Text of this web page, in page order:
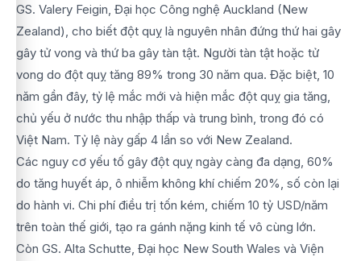
GS. Valery Feigin, Đại học Công nghệ Auckland (New
Zealand), cho biết đột quỵ là nguyên nhân đứng thứ hai gây
gây tử vong và thứ ba gây tàn tật. Người tàn tật hoặc tử
vong do đột quỵ tăng 89% trong 30 năm qua. Đặc biệt, 10
năm gần đây, tỷ lệ mắc mới và hiện mắc đột quỵ gia tăng,
chủ yếu ở nước thu nhập thấp và trung bình, trong đó có
Việt Nam. Tỷ lệ này gấp 4 lần so với New Zealand.
Các nguy cơ yếu tố gây đột quỵ ngày càng đa dạng, 60%
do tăng huyết áp, ô nhiễm không khí chiếm 20%, số còn lại
do hành vi. Chi phí điều trị tốn kém, chiếm 10 tỷ USD/năm
trên toàn thế giới, tạo ra gánh nặng kinh tế vô cùng lớn.
Còn GS. Alta Schutte, Đại học New South Wales và Viện